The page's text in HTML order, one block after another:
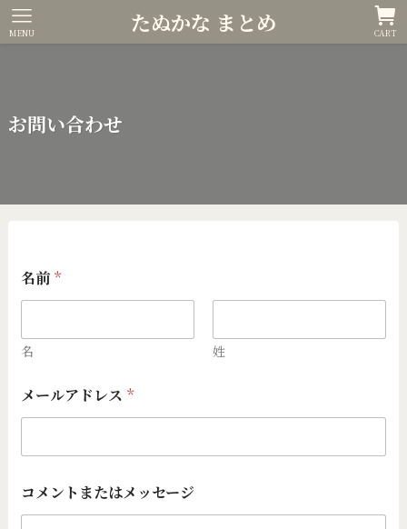
たぬかな まとめ CART
MENU
お問い合わせ
*
メ
ル
ア
レ
ス
名前 *
名 姓
メールアドレス *
コメントまたはメッセージ